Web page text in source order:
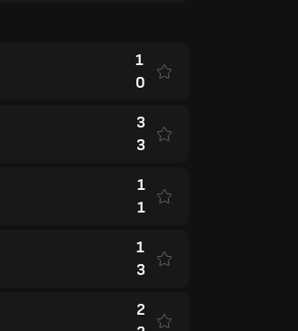
1
0
3
3
1
1
1
3
2